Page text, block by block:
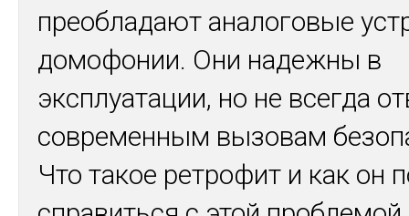
преобладают аналоговые
домофонии. Они надежны в
эксплуатации, но не всегда
современным вызовам
Что такое ретрофит и как он